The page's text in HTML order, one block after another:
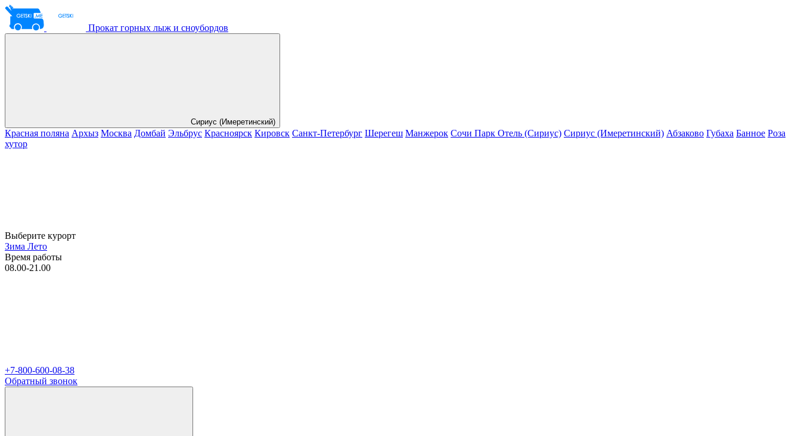
Прокат горных лыж и сноубордов
Сириус (Имеретинский)
Красная поляна Архыз Москва Домбай Эльбрус Красноярск Кировск Санкт-Петербург Шерегеш Манжерок Сочи Парк Отель (Сириус) Сириус (Имеретинский) Абзаково Губаха Банное Роза
хутор
Выберите курорт
Зима Лето
Время работы
08.00-21.00
+7-800-600-08-38
Обратный звонок